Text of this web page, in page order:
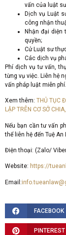
vấn của luật
Dịch vụ Luật
công nhận
Nhận đại diện
quyền;
Cử Luật sư
Các dịch vụ
Phí dịch vụ tư vấn,
từng vụ việc. Liên hệ
vấn pháp luật miễn phí.
Xem thêm:THỦ TỤC
LẬP TRÊN CƠ SỞ
Nếu bạn cần tư vấn
thể liên hệ đến Tuệ
Điện thoại: (Zalo/
Website: https://
Email:
FACEBOOK
PINTEREST